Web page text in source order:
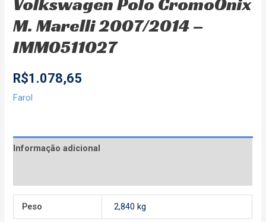
M. Marelli 2007/2014 –
IMM0511027
R$1.078,65
Farol
Informação adicional
Peso 2,840 kg